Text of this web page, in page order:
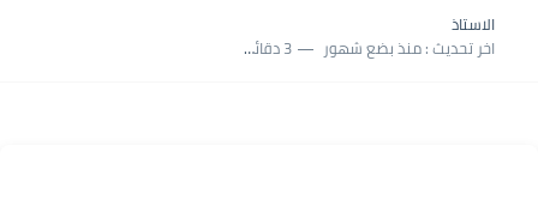
الاستاذ
اخر تحديث :منذ بضع شهور 3 دقائق للقراءة